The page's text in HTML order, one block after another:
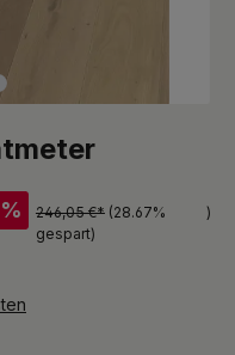
% 246,05 €* (28.67%
gespart)
)